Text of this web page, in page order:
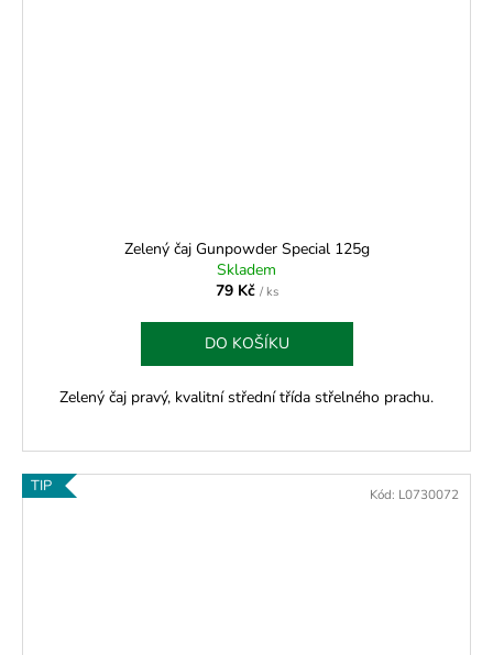
Zelený čaj Gunpowder Special 125g
Skladem
79 Kč / ks
DO KOŠÍKU
Zelený čaj pravý, kvalitní střední třída střelného prachu.
TIP Kód: L0730072